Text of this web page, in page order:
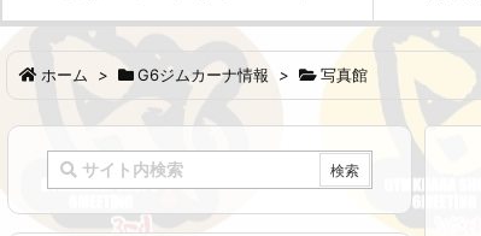
ホーム > G6ジムカーナ情報 > 写真館